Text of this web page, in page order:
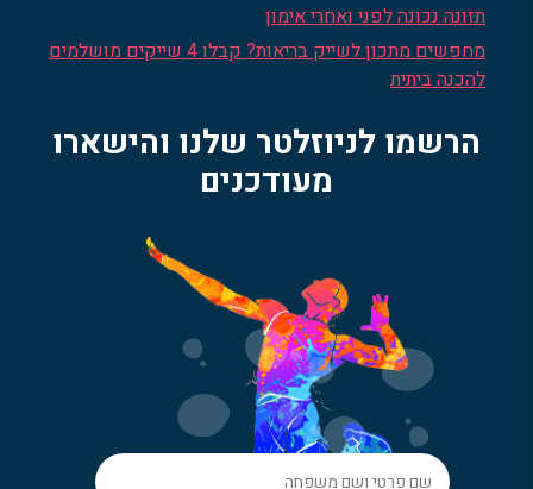
תזונה נכונה לפני ואחרי אימון
מחפשים מתכון לשייק בריאות? קבלו 4 שייקים מושלמים
להכנה ביתית
הרשמו לניוזלטר שלנו והישארו
מעודכנים